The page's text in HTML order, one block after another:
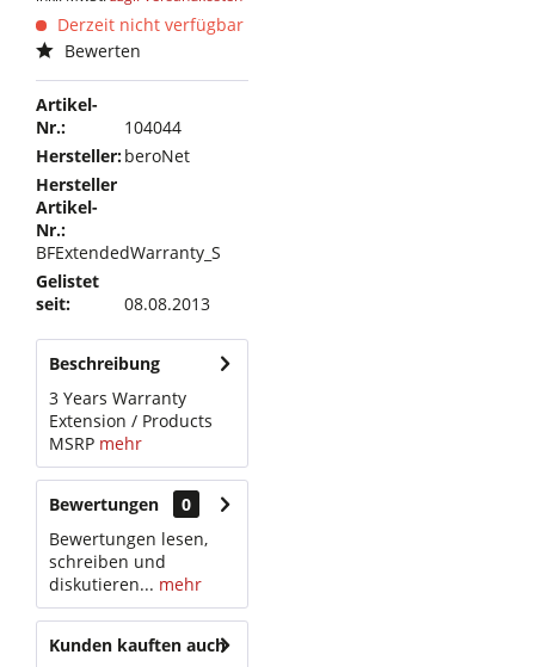
Derzeit nicht verfügbar
Bewerten
Artikel-
Nr.:
104044
Hersteller:beroNet
Hersteller
Artikel-
Nr.:
BFExtendedWarranty_S
Gelistet
seit:
08.08.2013
Beschreibung
3 Years Warranty
Extension / Products
MSRP mehr
Bewertungen
0
Bewertungen lesen,
schreiben und
diskutieren... mehr
Kunden kauften auch